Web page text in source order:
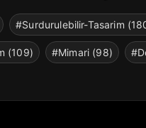
#Surdurulebilir-Tasarim
(109) #Mimari (98)